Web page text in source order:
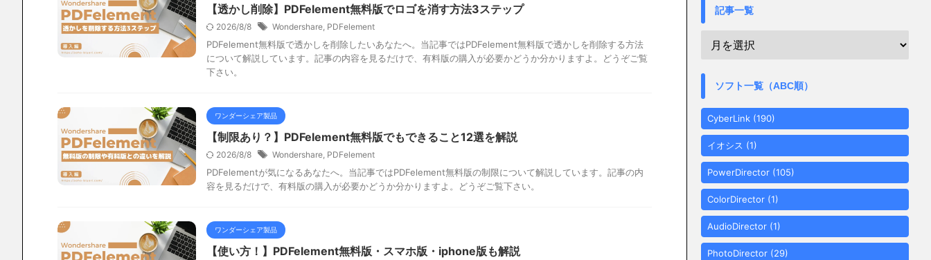
【透かし削除】PDFelement無料版でロゴを消す方法3ステップ
2026/8/8 Wondershare, PDFelement
PDFelement無料版で透かしを削除したいあなたへ。当記事ではPDFelement無料版で透かしを削除する方法
について解説しています。記事の内容を見るだけで、有料版の購入が必要かどうか分かりますよ。どうぞご覧
下さい。
ワンダーシェア製品
【制限あり？】PDFelement無料版でもできること12選を解説
2026/8/8 Wondershare, PDFelement
PDFelementが気になるあなたへ。当記事ではPDFelement無料版の制限について解説しています。記事の内
容を見るだけで、有料版の購入が必要かどうか分かりますよ。どうぞご覧下さい。
ワンダーシェア製品
【使い方！】PDFelement無料版・スマホ版・iphone版も解説
記事一覧
ソフト一覧（ABC順）
CyberLink (190)
イオシス (1)
PowerDirector (105)
ColorDirector (1)
AudioDirector (1)
PhotoDirector (29)